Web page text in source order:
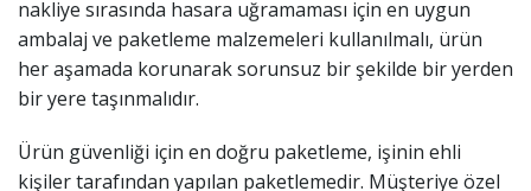
nakliye sırasında hasara uğramaması için en uygun
ambalaj ve paketleme malzemeleri kullanılmalı, ürün
her aşamada korunarak sorunsuz bir şekilde bir yerden
bir yere taşınmalıdır.
Ürün güvenliği için en doğru paketleme, işinin ehli
kişiler tarafından yapılan paketlemedir. Müşteriye özel